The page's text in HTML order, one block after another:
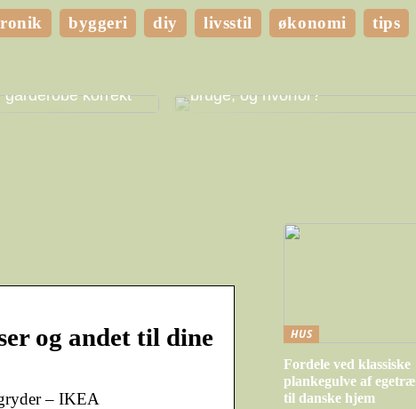
byggeri diy livsstil økonomi tips
garderobe korrekt
bruge, og hvorfor?
og andet til dine
– IKEA
HUS
Fordele ved klassiske
plankegulve af egetræ
til danske hjem